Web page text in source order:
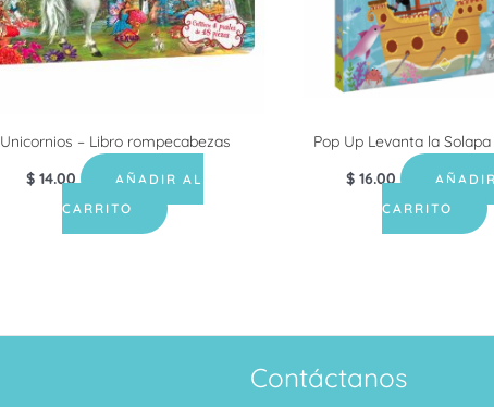
Unicornios – Libro rompecabezas
$ 14.00
AÑADIR AL
CARRITO
Pop Up Levanta la
$16.00
CARRITO
Contáctanos